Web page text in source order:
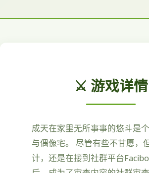
⚔️ 游戏详情
成天在家里无所事事的悠斗是
与偶像宅。 尽管有些不甘愿，
计，还是在接到社群平台